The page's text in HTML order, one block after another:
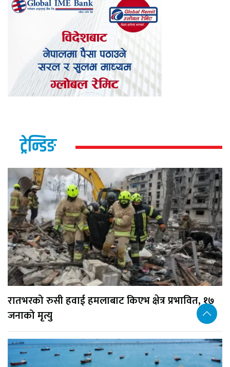
ट्रेन्डिङ
रातभरको रुसी हवाई हमलाबाट किएभ क्षेत्र प्रभावित, १७
जनाको मृत्यु